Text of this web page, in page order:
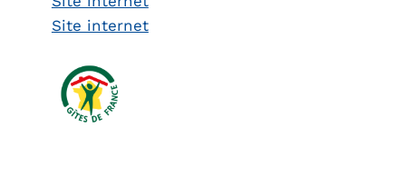
Site internet